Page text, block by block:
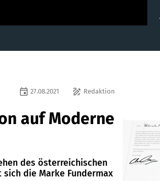
draw Redaktion
event 27.08.2021
auf Moderne
des österreichischen
die Marke Fundermax